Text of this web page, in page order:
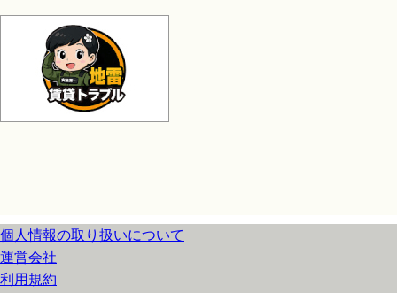
個人情報の取り扱いについて
運営会社
利用規約